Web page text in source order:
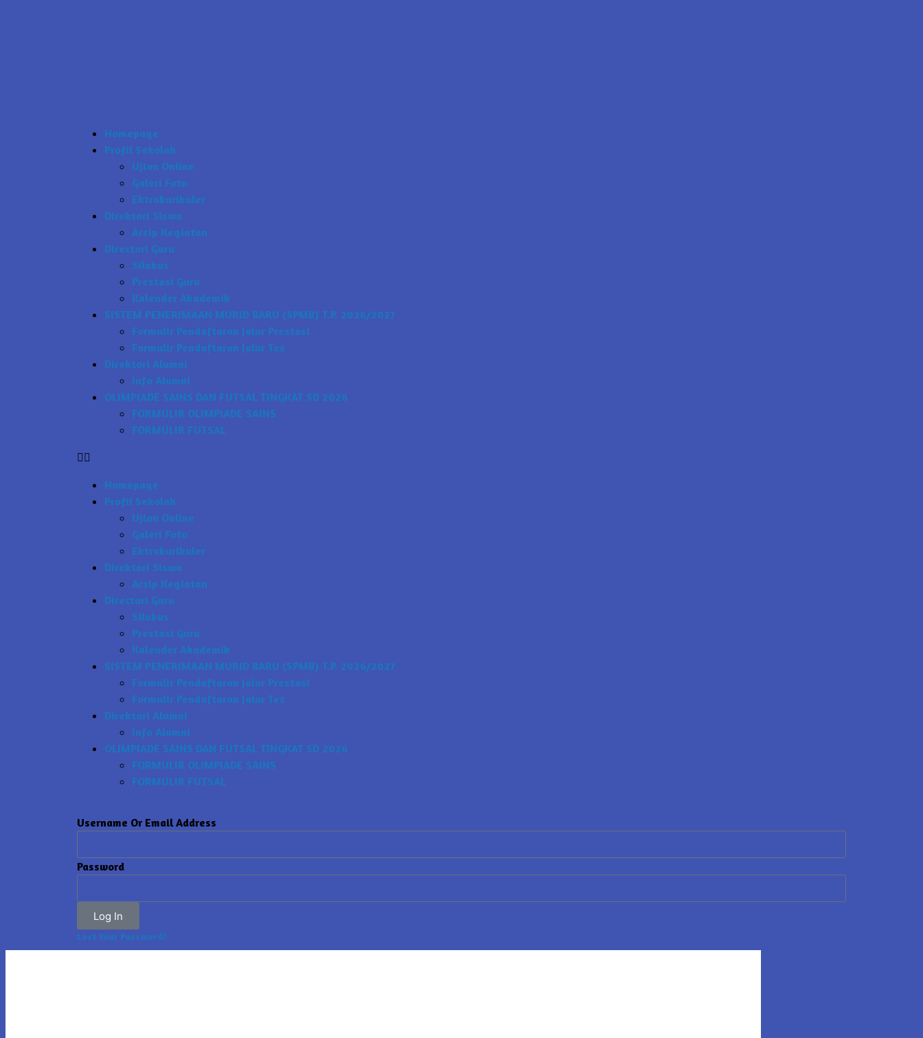
Homepage
Profil Sekolah
Ujian Online
Galeri Foto
Ektrakurikuler
Direktori Siswa
Arsip Kegiatan
Directori Guru
Silabus
Prestasi Guru
Kalender Akademik
SISTEM PENERIMAAN MURID BARU (SPMB) T.P. 2026/2027
Formulir Pendaftaran Jalur Prestasi
Formulir Pendaftaran Jalur Tes
Direktori Alumni
Info Alumni
OLIMPIADE SAINS DAN FUTSAL TINGKAT SD 2026
FORMULIR OLIMPIADE SAINS
FORMULIR FUTSAL
Homepage
Profil Sekolah
Ujian Online
Galeri Foto
Ektrakurikuler
Direktori Siswa
Arsip Kegiatan
Directori Guru
Silabus
Prestasi Guru
Kalender Akademik
SISTEM PENERIMAAN MURID BARU (SPMB) T.P. 2026/2027
Formulir Pendaftaran Jalur Prestasi
Formulir Pendaftaran Jalur Tes
Direktori Alumni
Info Alumni
OLIMPIADE SAINS DAN FUTSAL TINGKAT SD 2026
FORMULIR OLIMPIADE SAINS
FORMULIR FUTSAL
Username Or Email Address
Password
Log In
Lost Your Password?